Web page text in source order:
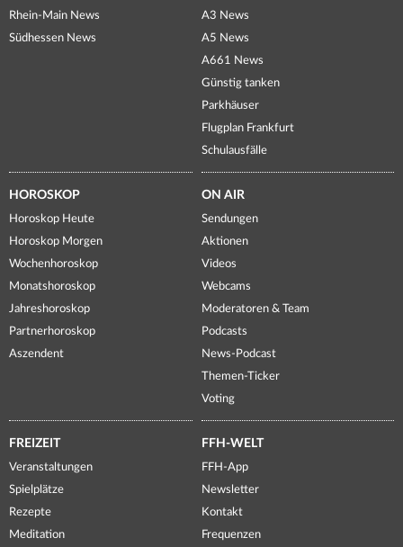
Rhein-Main News
Südhessen News
A3 News
A5 News
A661 News
Günstig tanken
Parkhäuser
Flugplan Frankfurt
Schulausfälle
HOROSKOP
Horoskop Heute
Horoskop Morgen
Wochenhoroskop
Monatshoroskop
Jahreshoroskop
Partnerhoroskop
Aszendent
ON AIR
Sendungen
Aktionen
Videos
Webcams
Moderatoren & Team
Podcasts
News-Podcast
Themen-Ticker
Voting
FREIZEIT
Veranstaltungen
Spielplätze
Rezepte
Meditation
FFH-WELT
FFH-App
Newsletter
Kontakt
Frequenzen